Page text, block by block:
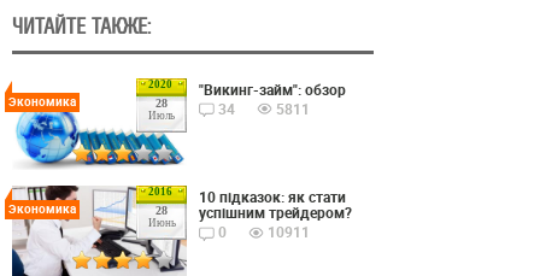
ЧИТАЙТЕ ТАКЖЕ:
2020
28
Июль
Экономика
"Викинг-займ": обзор
34
5811
2016
28
Июнь
Экономика
10 підказок: як стати
успішним трейдером?
0
10911